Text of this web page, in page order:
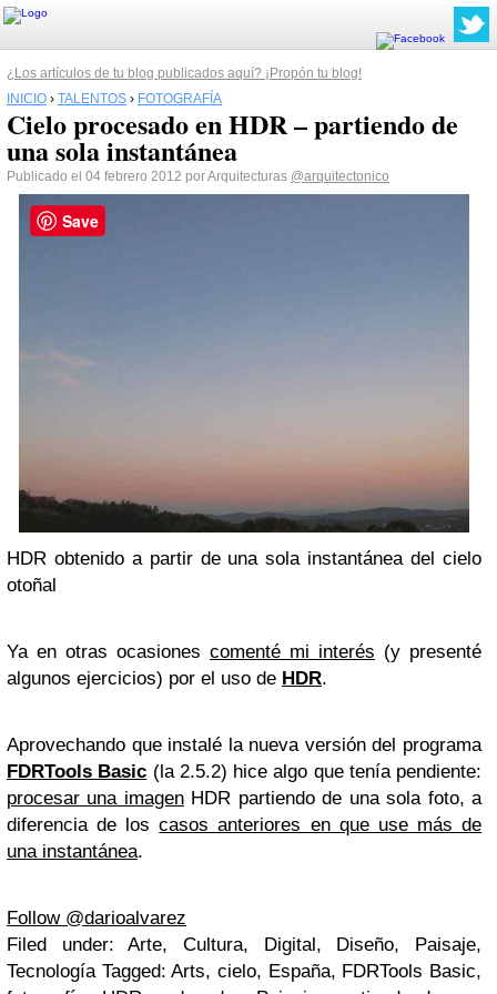
¿Los artículos de tu blog publicados aquí? ¡Propón tu blog!
INICIO › TALENTOS › FOTOGRAFÍA
Cielo procesado en HDR – partiendo de
una sola instantánea
Publicado el 04 febrero 2012 por Arquitecturas @arquitectonico
HDR obtenido a partir de una sola instantánea del cielo
otoñal
Ya en otras ocasiones comenté mi interés (y presenté
algunos ejercicios) por el uso de HDR.
Aprovechando que instalé la nueva versión del programa
FDRTools Basic (la 2.5.2) hice algo que tenía pendiente:
procesar una imagenHDR partiendo de una sola foto, a
diferencia de loscasos anteriores en que use más de
una instantánea.
Follow @darioalvarez
Filed under: Arte, Cultura, Digital, Diseño, Paisaje,
Tecnología Tagged: Arts, cielo, España, FDRTools Basic,
Save